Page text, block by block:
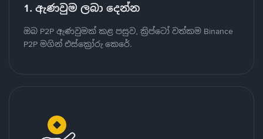
1. ඇණවුම ලබා දෙන්න
ඔබ P2P ඇණවුමක් කළ පසුව, ක්‍රිප්ටෝ වත්කම Binance
P2P මගින් එස්ක්‍රෝරු කෙරේ.